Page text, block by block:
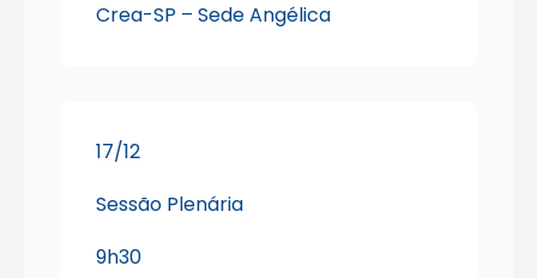
Crea-SP – Sede Angélica
17/12
Sessão Plenária
9h30